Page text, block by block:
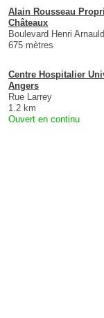
Alain Rousseau
Châteaux
Boulevard Henri Arnauld
675 mètres
Centre Hospitalier
Angers
Rue Larrey
1.2 km
Ouvert en continu